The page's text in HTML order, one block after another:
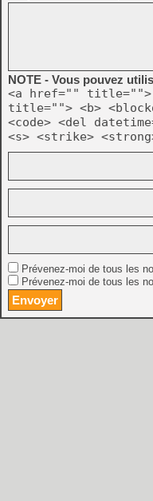
NOTE - Vous pouvez
<a href="" title="">
title=""> <b>
<code> <del
<s> <strike>
Prévenez-moi de tous les
Prévenez-moi de tous les